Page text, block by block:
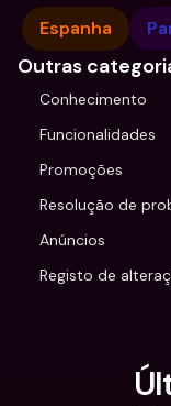
Espanha
Outras
Conhecimento
Funcionalidades
Promoções
Resolução de
Anúncios
Registo de